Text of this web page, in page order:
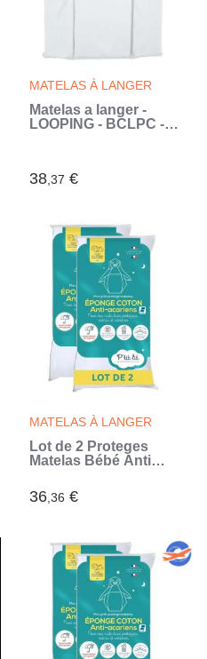
MATELAS À LANGER
Matelas a langer -
LOOPING - BCLPC -
38,37 €
MATELAS À LANGER
Lot de 2 Proteges
Matelas Bébé Anti
- Alese Imperméable -
Bouclette 100% coton
36,36 €